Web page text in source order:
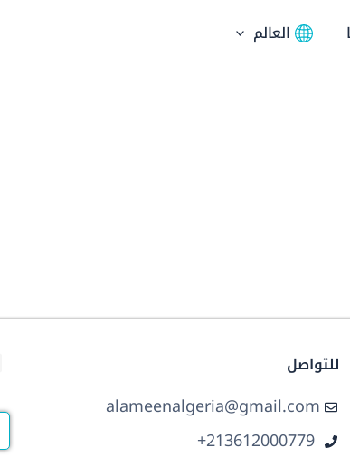
العالم
للتواصل
alameenalgeria@gmail.com
ر213612000779+